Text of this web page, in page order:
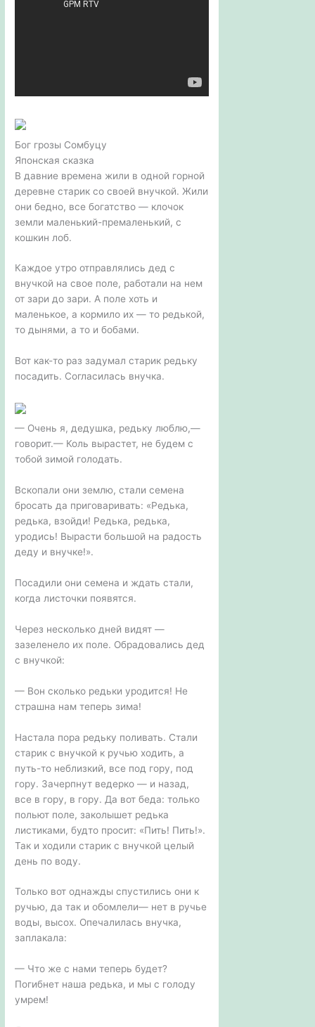
Бог грозы Сомбуцу
Японская сказка
В давние времена жили в одной горной
деревне старик со своей внучкой. Жили
они бедно, все богатство — клочок
земли маленький-премаленький, с
кошкин лоб.
Каждое утро отправлялись дед с
внучкой на свое поле, работали на нем
от зари до зари. А поле хоть и
маленькое, а кормило их — то редькой,
то дынями, а то и бобами.
Вот как-то раз задумал старик редьку
посадить. Согласилась внучка.
— Очень я, дедушка, редьку люблю,—
говорит.— Коль вырастет, не будем с
тобой зимой голодать.
Вскопали они землю, стали семена
бросать да приговаривать: «Редька,
редька, взойди! Редька, редька,
уродись! Вырасти большой на радость
деду и внучке!».
Посадили они семена и ждать стали,
когда листочки появятся.
Через несколько дней видят —
зазеленело их поле. Обрадовались дед
с внучкой:
— Вон сколько редьки уродится! Не
страшна нам теперь зима!
Настала пора редьку поливать. Стали
старик с внучкой к ручью ходить, а
путь-то неблизкий, все под гору, под
гору. Зачерпнут ведерко — и назад,
все в гору, в гору. Да вот беда: только
польют поле, заколышет редька
листиками, будто просит: «Пить! Пить!».
Так и ходили старик с внучкой целый
день по воду.
Только вот однажды спустились они к
ручью, да так и обомлели— нет в ручье
воды, высох. Опечалилась внучка,
заплакала:
— Что же с нами теперь будет?
Погибнет наша редька, и мы с голоду
умрем!